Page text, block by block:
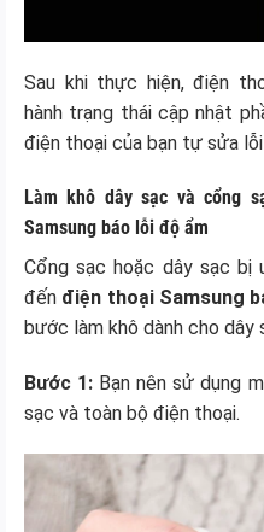
Sau khi thực hiện, điện
hành trạng thái cập nhật
điện thoại của bạn tự sửa
Làm khô dây sạc và cổng
Samsung báo lỗi độ ẩm
Cổng sạc hoặc dây sạc bị
đến điện thoại Samsung
bước làm khô dành cho dây
Bước 1: Bạn nên sử dụng
sạc và toàn bộ điện thoại.